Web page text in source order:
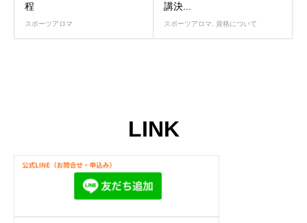
程
スポーツアロマ
講決...
スポーツアロマ, 資格について
LINK